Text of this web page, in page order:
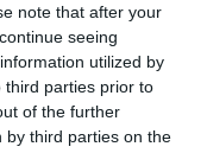
note that after your
seeing
utilized by
third parties prior to
of the further
by third parties on the